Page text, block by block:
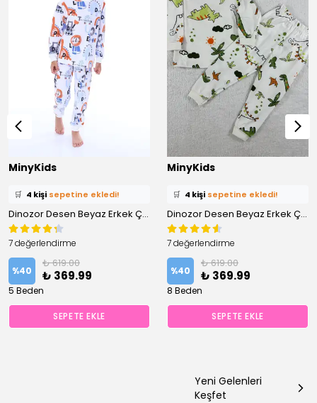
MinyKids
Bu ürünü
🛒 4 kişi sepetine ekledi!
✅ Bugün3 adetsatıldı Dinozor Desen Beyaz Erkek Çocuk Pijama Takım
7 değerlendirme
%40
₺ 619.00
₺ 369.99
5 Beden
SEPETE EKLE
MinyKids
Bu ürünü
🛒 4 kişi sepetine ekledi!
✅ Bugün3 adetsatıldı Dinozor Desen Beyaz Erkek Çocuk Pijama Takım
7 değerlendirme
%40
₺ 619.00
₺ 369.99
8 Beden
SEPETE EKLE
Yeni Gelenleri
Keşfet